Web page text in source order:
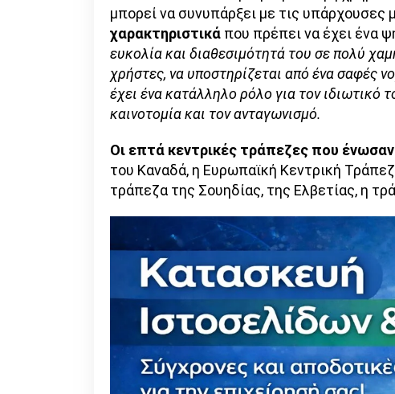
μπορεί να συνυπάρξει με τις
χαρακτηριστικά που πρέπει να έχει ένα
ευκολία και διαθεσιμότητά του σε πολύ
χρήστες, να υποστηρίζεται από ένα σαφές
έχει ένα κατάλληλο ρόλο για τον ιδιωτικό
καινοτομία και τον ανταγωνισμό.
Οι επτά κεντρικές τράπεζες που ένωσαν
του Καναδά, η Ευρωπαϊκή Κεντρική
τράπεζα της Σουηδίας, της Ελβετίας, η